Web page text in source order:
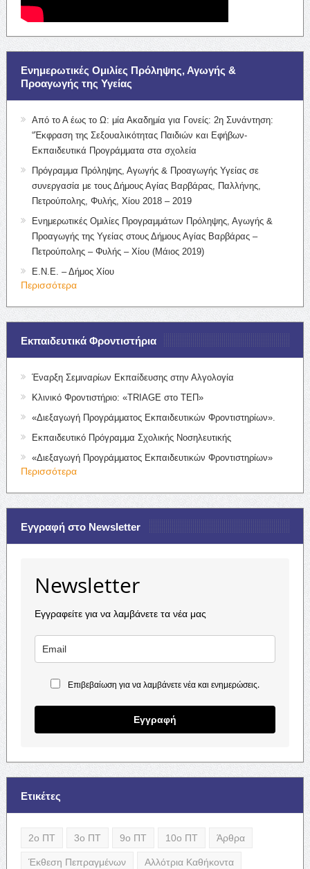
Ενημερωτικές Ομιλίες Πρόληψης, Αγωγής &
Προαγωγής της Υγείας
Από το Α έως το Ω: μία Ακαδημία για Γονείς: 2η Συνάντηση:
“Έκφραση της Σεξουαλικότητας Παιδιών και Εφήβων-
Εκπαιδευτικά Προγράμματα στα σχολεία
Πρόγραμμα Πρόληψης, Αγωγής & Προαγωγής Υγείας σε
συνεργασία με τους Δήμους Αγίας Βαρβάρας, Παλλήνης,
Πετρούπολης, Φυλής, Χίου 2018 – 2019
Ενημερωτικές Ομιλίες Προγραμμάτων Πρόληψης, Αγωγής &
Προαγωγής της Υγείας στους Δήμους Αγίας Βαρβάρας –
Πετρούπολης – Φυλής – Χίου (Μάιος 2019)
Ε.Ν.Ε. – Δήμος Χίου
Περισσότερα
Εκπαιδευτικά Φροντιστήρια
Έναρξη Σεμιναρίων Εκπαίδευσης στην Αλγολογία
Κλινικό Φροντιστήριο: «TRIAGE στο ΤΕΠ»
«Διεξαγωγή Προγράμματος Εκπαιδευτικών Φροντιστηρίων».
Εκπαιδευτικό Πρόγραμμα Σχολικής Νοσηλευτικής
«Διεξαγωγή Προγράμματος Εκπαιδευτικών Φροντιστηρίων»
Περισσότερα
Εγγραφή στο Newsletter
Newsletter
Εγγραφείτε για να λαμβάνετε τα νέα μας
Επιβεβαίωση για να λαμβάνετε νέα και ενημερώσεις.
Εγγραφή
Ετικέτες
2ο ΠΤ 3ο ΠΤ 9ο ΠΤ 10ο ΠΤ Άρθρα
Έκθεση Πεπραγμένων Αλλότρια Καθήκοντα